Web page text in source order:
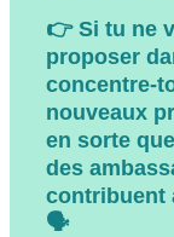
👉 Si tu ne
proposer
concentre-
nouveaux
en sorte
des
contribuent
🗣️